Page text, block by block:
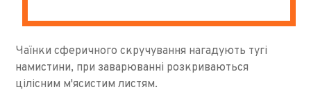
Чаїнки сферичного скручування нагадують тугі
намистини, при заварюванні розкриваються
цілісним м'ясистим листям.